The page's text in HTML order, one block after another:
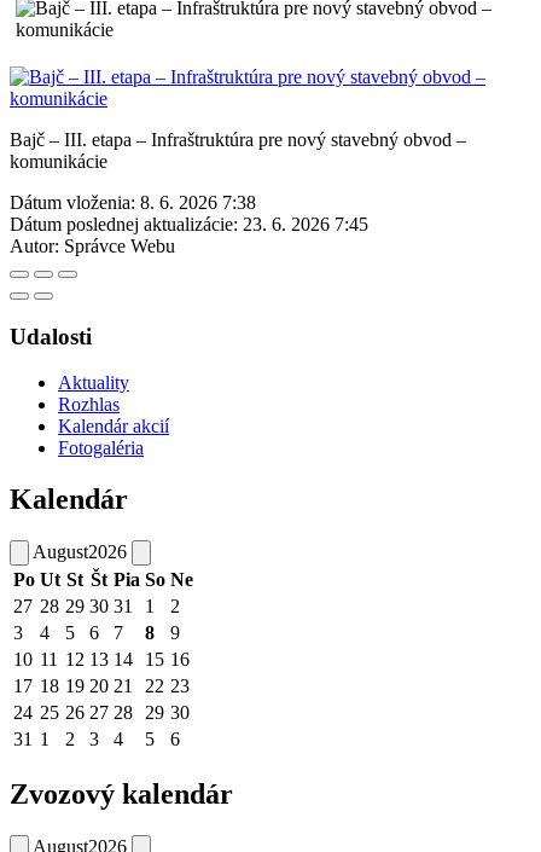
Bajč – III. etapa – Infraštruktúra pre nový stavebný obvod –
komunikácie
Dátum vloženia: 8. 6. 2026 7:38
Dátum poslednej aktualizácie: 23. 6. 2026 7:45
Autor: Správce Webu
Udalosti
Aktuality
Rozhlas
Kalendár akcií
Fotogaléria
Kalendár
August2026
Po Ut St Št Pia So Ne
27 28 29 30 31 1
2
3
4 5 6 7 8
9
10 11 12 13 14 15 16
17 18 19 20 21 22 23
24 25 26 27 28 29 30
31 1 2 3 4 5 6
Zvozový kalendár
August2026